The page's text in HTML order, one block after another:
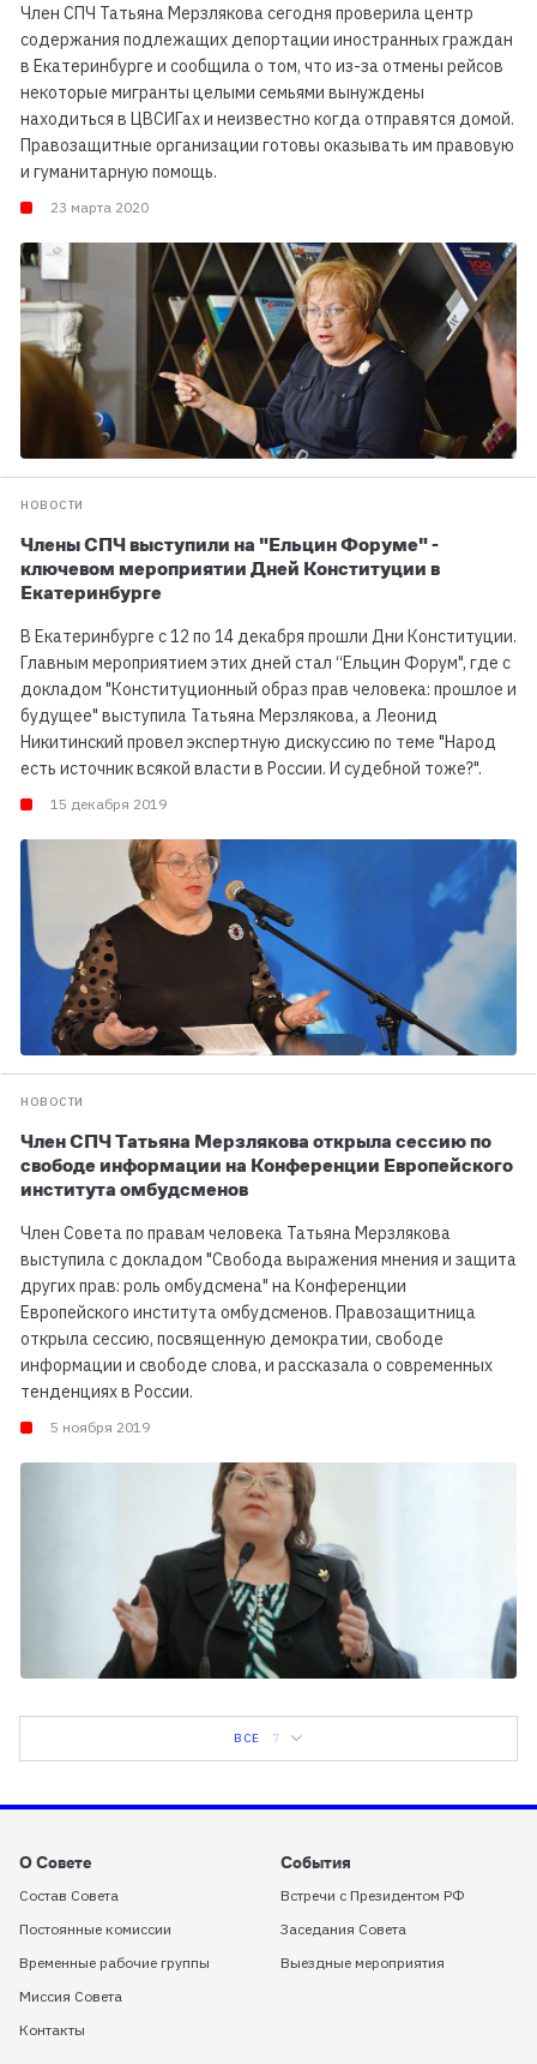
ВСЕ 7
Член СПЧ Татьяна Мерзлякова сегодня проверила центр
содержания подлежащих депортации иностранных граждан
в Екатеринбурге и сообщила о том, что из-за отмены рейсов
некоторые мигранты целыми семьями вынуждены
находиться в ЦВСИГах и неизвестно когда отправятся домой.
Правозащитные организации готовы оказывать им правовую
и гуманитарную помощь.
23 марта 2020
НОВОСТИ
Члены СПЧ выступили на "Ельцин Форуме" -
ключевом мероприятии Дней Конституции в
Екатеринбурге
В Екатеринбурге с 12 по 14 декабря прошли Дни Конституции.
Главным мероприятием этих дней стал “Ельцин Форум", где с
докладом "Конституционный образ прав человека: прошлое и
будущее" выступила Татьяна Мерзлякова, а Леонид
Никитинский провел экспертную дискуссию по теме "Народ
есть источник всякой власти в России. И судебной тоже?".
15 декабря 2019
НОВОСТИ
Член СПЧ Татьяна Мерзлякова открыла сессию по
свободе информации на Конференции Европейского
института омбудсменов
Член Совета по правам человека Татьяна Мерзлякова
выступила с докладом "Свобода выражения мнения и защита
других прав: роль омбудсмена" на Конференции
Европейского института омбудсменов. Правозащитница
открыла сессию, посвященную демократии, свободе
информации и свободе слова, и рассказала о современных
тенденциях в России.
5 ноября 2019
О Совете
Состав Совета
Постоянные комиссии
Временные рабочие группы
Миссия Совета
Контакты
События
Встречи с Президентом РФ
Заседания Совета
Выездные мероприятия